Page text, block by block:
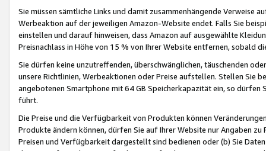
Sie müssen sämtliche Links und damit zusammenhängende
Werbeaktion auf der jeweiligen Amazon-Website endet. Falls Sie
einstellen und darauf hinweisen, dass Amazon auf ausgewählte
Preisnachlass in Höhe von 15 % von Ihrer Website entfernen, sobald
Sie dürfen keine unzutreffenden, überschwänglichen, täuschenden
unsere Richtlinien, Werbeaktionen oder Preise aufstellen. Stellen Sie
angebotenen Smartphone mit 64 GB Speicherkapazität ein, so dürfen
führt.
Die Preise und die Verfügbarkeit von Produkten können
Produkte ändern können, dürfen Sie auf Ihrer Website nur Angaben
Preisen und Verfügbarkeit dargestellt sind bedienen oder (b) Sie